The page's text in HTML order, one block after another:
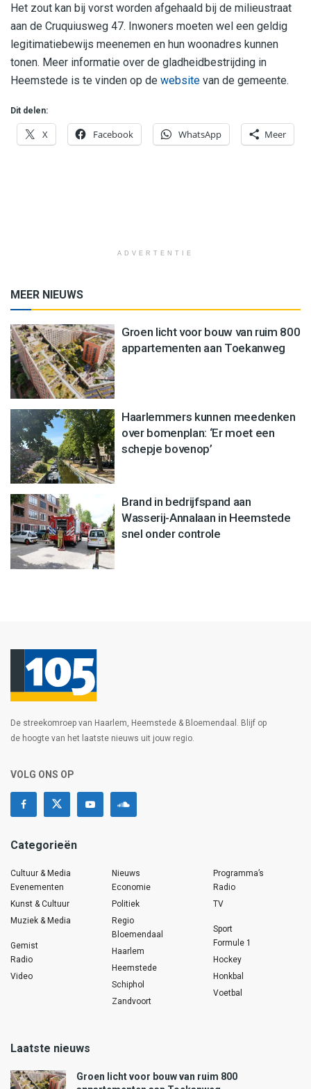
Het zout kan bij vorst worden afgehaald bij de milieustraat
aan de Cruquiusweg 47. Inwoners moeten wel een geldig
legitimatiebewijs meenemen en hun woonadres kunnen
tonen. Meer informatie over de gladheidbestrijding in
Heemstede is te vinden op de website van de gemeente.
Dit delen:
X Facebook WhatsApp Meer
ADVERTENTIE
MEER NIEUWS
Groen licht voor bouw van ruim 800
appartementen aan Toekanweg
Haarlemmers kunnen meedenken
over bomenplan: ‘Er moet een
schepje bovenop’
Brand in bedrijfspand aan
Wasserij-Annalaan in Heemstede
snel onder controle
De streekomroep van Haarlem, Heemstede & Bloemendaal. Blijf op
de hoogte van het laatste nieuws uit jouw regio.
VOLG ONS OP
Categorieën
Cultuur & Media
Evenementen
Kunst & Cultuur
Muziek & Media
Gemist
Radio
Video
Nieuws
Economie
Politiek
Regio
Bloemendaal
Haarlem
Heemstede
Schiphol
Zandvoort
Programma’s
Radio
TV
Sport
Formule 1
Hockey
Honkbal
Voetbal
Laatste nieuws
Groen licht voor bouw van ruim 800